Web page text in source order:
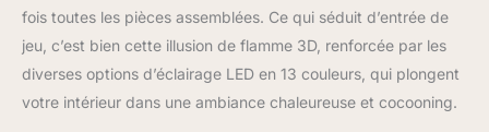
mode veille automatique,
commande de
démarrage adaptative,
minuterie journalière et
fois toutes les pièces assemblées. Ce qui séduit d’entrée de
jeu, c’est bien cette illusion de flamme 3D, renforcée par les
diverses options d’éclairage LED en 13 couleurs, qui plongent
votre intérieur dans une ambiance chaleureuse et cocooning.